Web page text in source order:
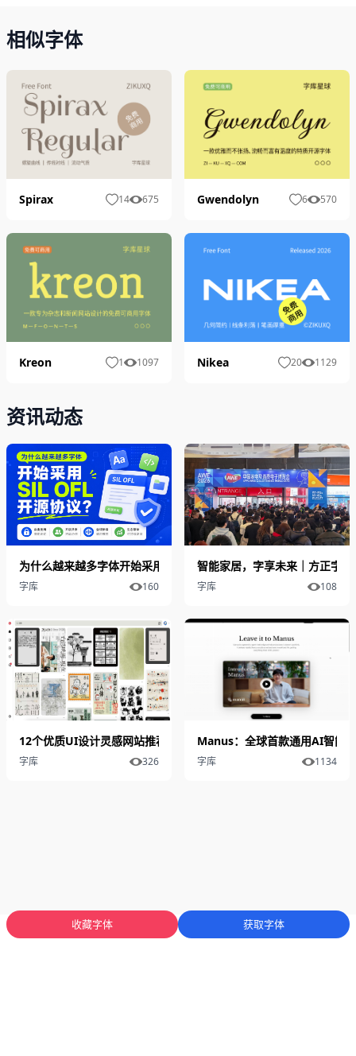
相似字体
Spirax 14 675 Gwendolyn 6 570
Kreon 1 1097 Nikea 20 1129
资讯动态
为什么越来越多字体开始采用 SIL OFL 开源协议？
字库 160
智能家居，字享未来｜方正字
字库 108
12个优质UI设计灵感网站推荐
字库 326
Manus：全球首款通用AI智能
字库 1134
收藏字体 获取字体